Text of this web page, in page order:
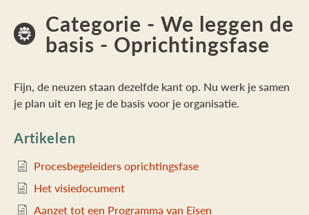
Categorie - We leggen de
basis - Oprichtingsfase
Fijn, de neuzen staan dezelfde kant op. Nu werk je samen
je plan uit en leg je de basis voor je organisatie.
Artikelen
Procesbegeleiders oprichtingsfase
Het visiedocument
Aanzet tot een Programma van Eisen